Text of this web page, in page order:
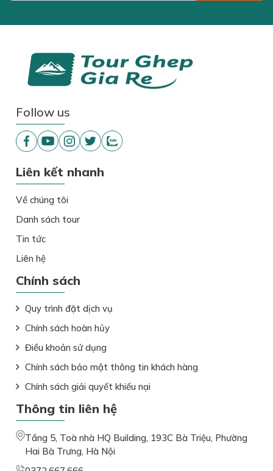
Follow us
Liên kết nhanh
Về chúng tôi
Danh sách tour
Tin tức
Liên hệ
Chính sách
Quy trình đặt dịch vụ
Chính sách hoàn hủy
Điều khoản sử dụng
Chính sách bảo mật thông tin khách hàng
Chính sách giải quyết khiếu nại
Thông tin liên hệ
Tầng 5, Toà nhà HQ Building, 193C Bà Triệu, Phường
Hai Bà Trưng, Hà Nội